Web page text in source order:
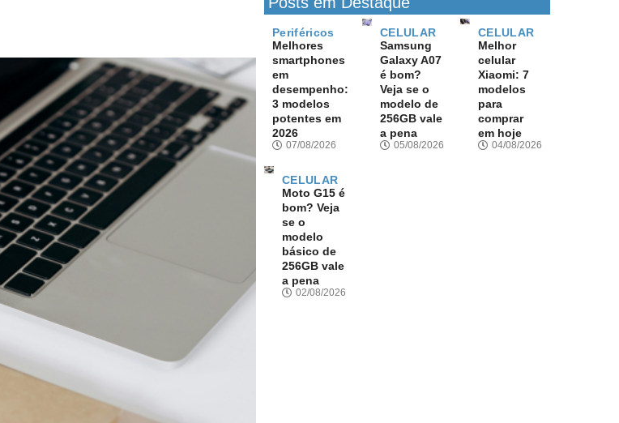
Periféricos
Melhores
smartphones
em
desempenho:
3 modelos
potentes em
2026
07/08/2026
CELULAR
Samsung
Galaxy A07
é bom?
Veja se o
modelo de
256GB vale
a pena
05/08/2026
CELULAR
Melhor
celular
Xiaomi: 7
modelos
para
comprar
em hoje
04/08/2026
CELULAR
Moto G15 é
bom? Veja
se o
modelo
básico de
256GB vale
a pena
02/08/2026